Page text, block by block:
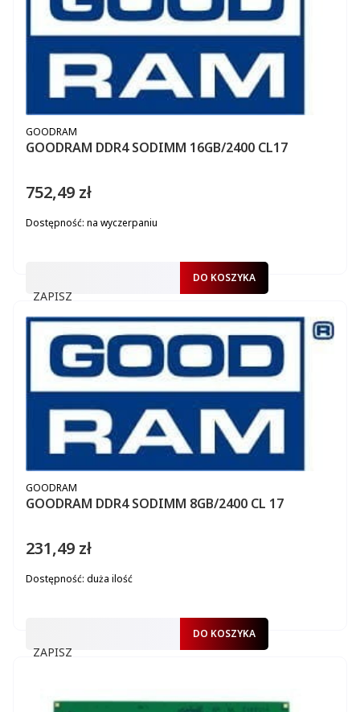
GOODRAM DDR4 SODIMM 16GB/2400 CL17
PRODUCENT
GOODRAM
Cena
752,49 zł
Dostępność: na wyczerpaniu
ZAPISZ
DO KOSZYKA
GOODRAM DDR4 SODIMM 8GB/2400 CL 17
PRODUCENT
GOODRAM
Cena
231,49 zł
Dostępność: duża ilość
ZAPISZ
DO KOSZYKA